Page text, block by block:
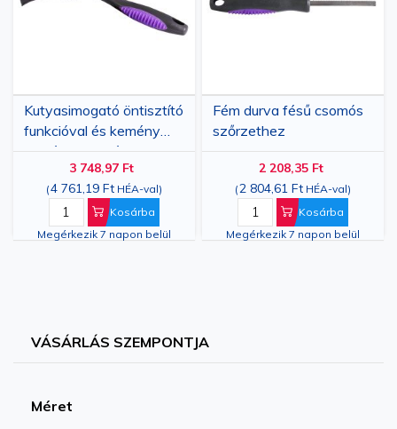
Kutyasimogató öntisztító
funkcióval és kemény
tüskékkel, L méret
3 748,97 Ft
(4 761,19 Ft HÉA-val)
Kosárba
Megérkezik 7 napon belül
Fém durva fésű csomós
szőrzethez
2 208,35 Ft
(2 804,61 Ft HÉA-val)
Kosárba
Megérkezik 7 napon belül
VÁSÁRLÁS SZEMPONTJA
Méret